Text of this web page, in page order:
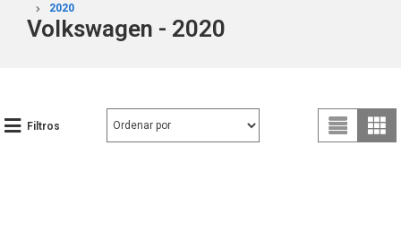
2020
Volkswagen - 2020
Filtros